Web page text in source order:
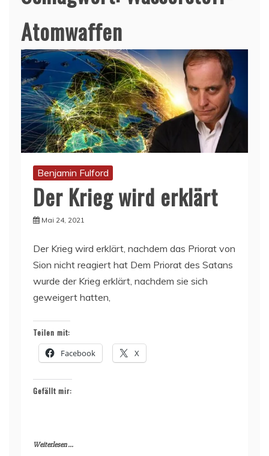
Atomwaffen
Benjamin Fulford
Der Krieg wird erklärt
Mai 24, 2021
Der Krieg wird erklärt, nachdem das Priorat von
Sion nicht reagiert hat Dem Priorat des Satans
wurde der Krieg erklärt, nachdem sie sich
geweigert hatten,
Teilen mit:
Facebook X
Gefällt mir:
Weiterlesen ...